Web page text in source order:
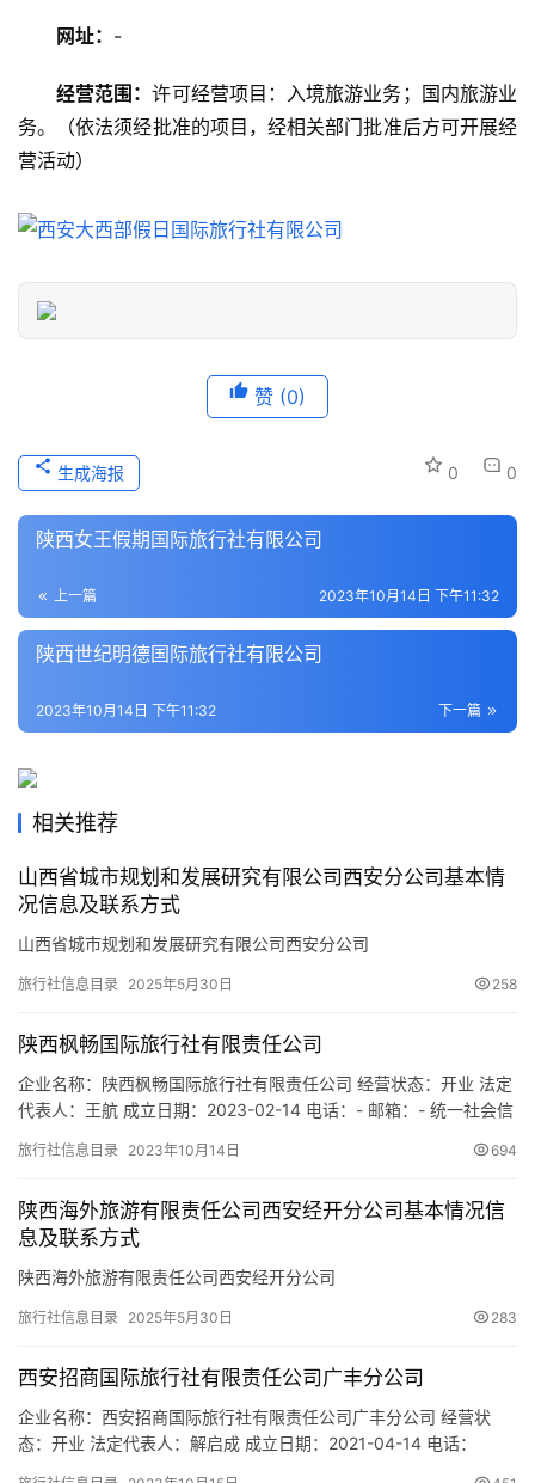
门
景
游
信
息
文
化
游
之
家
本
地
生
旅
游
城
市
网址： -
经营范围：许可经营项目：入境旅游业务；国内旅游业
务。（依法须经批准的项目，经相关部门批准后方可开展经
营活动）
赞 (0)
0 0
生成海报
陕西女王假期国际旅行社有限公司
上一篇 2023年10月14日 下午11:32
陕西世纪明德国际旅行社有限公司
下一篇
2023年10月14日 下午11:32
相关推荐
山西省城市规划和发展研究有限公司西安分公司基本情
况信息及联系方式
山西省城市规划和发展研究有限公司西安分公司
旅行社信息目录 2025年5月30日 258
陕西枫畅国际旅行社有限责任公司
企业名称：陕西枫畅国际旅行社有限责任公司 经营状态：开业 法定
代表人：王航 成立日期：2023-02-14 电话：- 邮箱：- 统一社会信
西关正街370号开元商住小区2单元2609室 网址：www.fcca6.com
及展览服务…
旅行社信息目录 2023年10月14日 694
陕西海外旅游有限责任公司西安经开分公司基本情况信
息及联系方式
陕西海外旅游有限责任公司西安经开分公司
旅行社信息目录 2025年5月30日 283
西安招商国际旅行社有限责任公司广丰分公司
企业名称：西安招商国际旅行社有限责任公司广丰分公司 经营状
态：开业 法定代表人：解启成 成立日期：2021-04-14 电话：